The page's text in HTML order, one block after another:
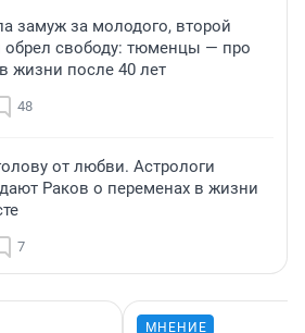
замуж за молодого, второй
обрел свободу: тюменцы — про
жизни после 40 лет
48
от любви. Астрологи
Раков о переменах в жизни
7
МНЕНИЕ